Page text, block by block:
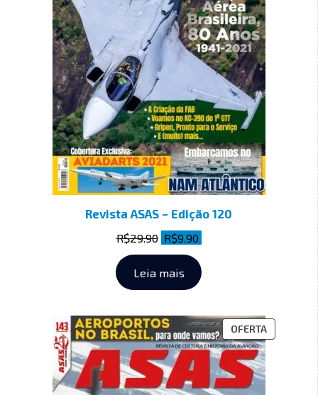
Revista ASAS – Edição 120
R$29.90 R$9.90
Leia mais
OFERTA